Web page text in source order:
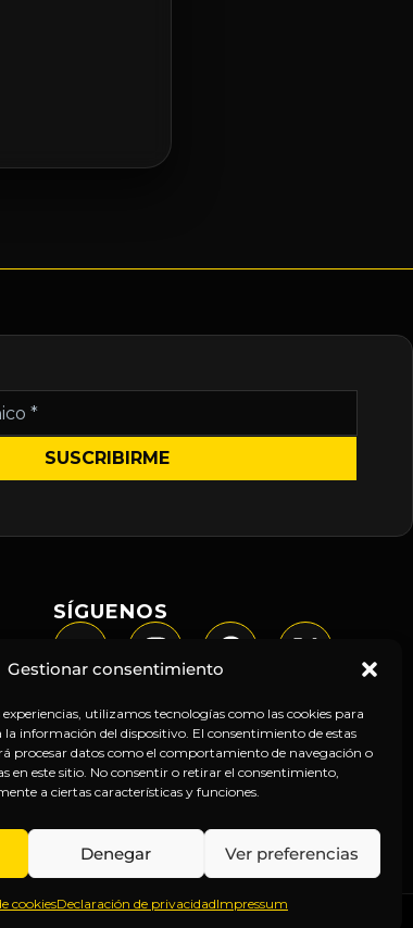
Gestionar consentimiento
utilizamos tecnologías como las cookies para
la información del dispositivo. El consentimiento de estas
procesar datos como el comportamiento de navegación o
en este sitio. No consentir o retirar el consentimiento,
a ciertas características y funciones.
Denegar Ver preferencias
cookiesDeclaración de privacidadImpressum
SÍGUENOS